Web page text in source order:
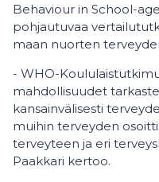
Behaviour in School-
pohjautuvaa
maan nuorten
- WHO-
mahdollisuudet
kansainvälisesti
muihin terveyden
terveyteen ja eri
Paakkari kertoo.